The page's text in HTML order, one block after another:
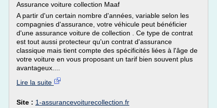
Assurance voiture collection Maaf
A partir d'un certain nombre d'années, variable selon les
compagnies d'assurance, votre véhicule peut bénéficier
d'une assurance voiture de collection . Ce type de contrat
est tout aussi protecteur qu'un contrat d'assurance
classique mais tient compte des spécificités liées à l'âge de
votre voiture en vous proposant un tarif bien souvent plus
avantageux....
Lire la suite
Site : 1-assurancevoiturecollection.fr